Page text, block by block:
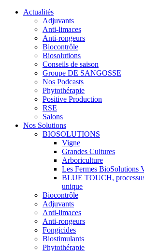
Actualités
Adjuvants
Anti-limaces
Anti-rongeurs
Biocontrôle
Biosolutions
Conseils de saison
Groupe DE SANGOSSE
Nos Podcasts
Phytothérapie
Positive Production
RSE
Salons
Nos Solutions
BIOSOLUTIONS
Vigne
Grandes Cultures
Arboriculture
Les Fermes BioSolutions
BLUE TOUCH,
unique
Biocontrôle
Adjuvants
Anti-limaces
Anti-rongeurs
Fongicides
Biostimulants
Phytothérapie